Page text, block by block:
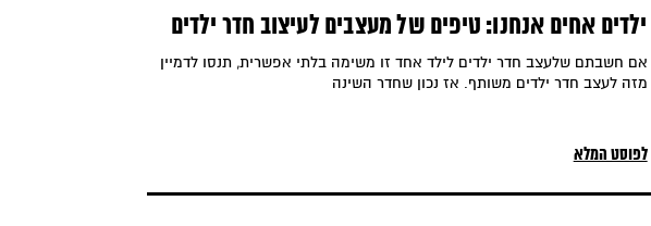
ילדים אחים אנחנו: טיפים של מעצבים לעיצוב חדר ילדים
משותף
אם חשבתם שלעצב חדר ילדים לילד אחד זו משימה בלתי אפשרית, תנסו לדמיין
מזה לעצב חדר ילדים משותף. אז נכון שחדר השינה
לפוסט המלא